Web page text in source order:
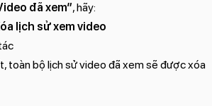
đã xem”, hãy:
lịch sử xem video
toàn bộ lịch sử video đã xem sẽ được xóa